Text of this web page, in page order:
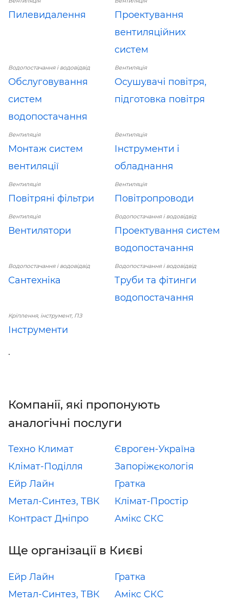
Пилевидалення
Проектування
вентиляційних
систем
Водопостачання і водовідвід
Обслуговування
систем
водопостачання
Вентиляція
Осушувачі повітря,
підготовка повітря
Вентиляція
Монтаж систем
вентиляції
Вентиляція
Інструменти і
обладнання
Вентиляція
Повітряні фільтри
Вентиляція
Повітропроводи
Вентиляція
Вентилятори
Водопостачання і водовідвід
Проектування систем
водопостачання
Водопостачання і водовідвід
Сантехніка
Водопостачання і водовідвід
Труби та фітинги
водопостачання
Кріплення, інструмент, ПЗ
Інструменти
.
Компанії, які пропонують
аналогічні послуги
Техно Климат
Євроген-Україна
Клімат-Поділля
Запоріжєкологія
Ейр Лайн
Гратка
Метал-Синтез, ТВК
Клімат-Простір
Контраст Дніпро
Амікс СКС
Ще організації в Києві
Ейр Лайн
Гратка
Метал-Синтез, ТВК
Амікс СКС